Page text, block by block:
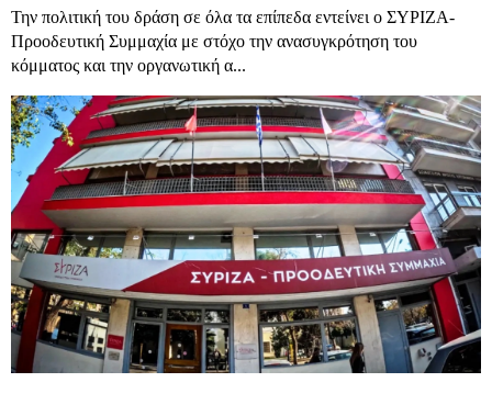
Την πολιτική του δράση σε όλα τα επίπεδα εντείνει ο ΣΥΡΙΖΑ-
Προοδευτική Συμμαχία με στόχο την ανασυγκρότηση του
κόμματος και την οργανωτική α...